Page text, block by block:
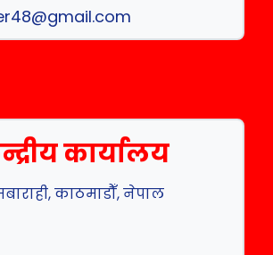
कार्यालय
काठमाडौँ, नेपाल